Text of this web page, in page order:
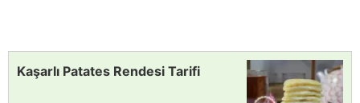
Kaşarlı Patates Rendesi Tarifi